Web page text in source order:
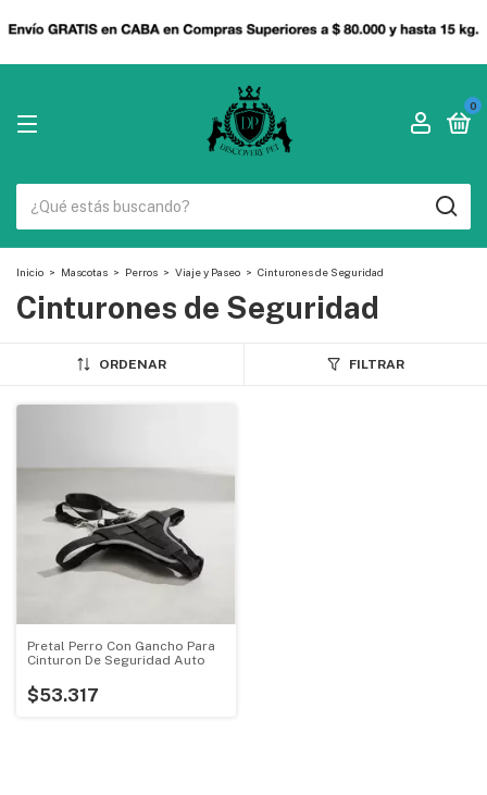
0
Inicio > Mascotas > Perros > Viaje y Paseo > Cinturones de Seguridad
Cinturones de Seguridad
ORDENAR FILTRAR
Pretal Perro Con Gancho Para
Cinturon De Seguridad Auto
$53.317